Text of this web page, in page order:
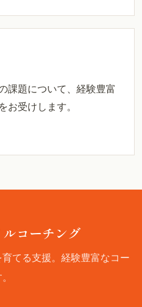
課題について、経験豊富
お受けします。
コーチング
てる支援。経験豊富なコー